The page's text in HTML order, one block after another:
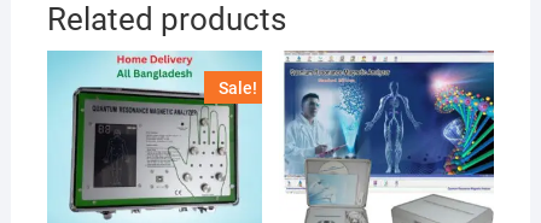
Related products
Sale!